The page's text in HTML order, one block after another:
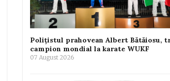
Polițistul prahovean Albert Bătăiosu,
campion mondial la karate WUKF
07 August 2026